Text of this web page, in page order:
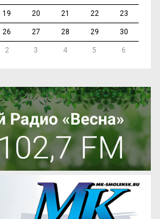
19 20 21 22 23
26 27 28 29 30
2 3 4 5 6